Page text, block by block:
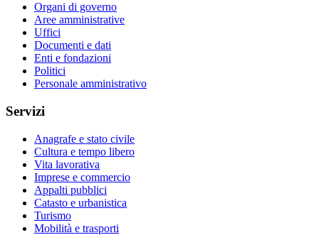
Organi di governo
Aree amministrative
Uffici
Documenti e dati
Enti e fondazioni
Politici
Personale amministrativo
Servizi
Anagrafe e stato civile
Cultura e tempo libero
Vita lavorativa
Imprese e commercio
Appalti pubblici
Catasto e urbanistica
Turismo
Mobilità e trasporti